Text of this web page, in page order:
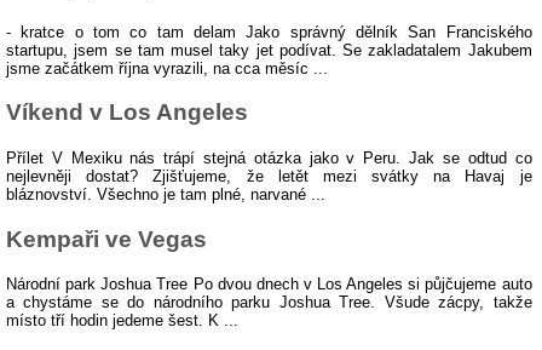
- kratce o tom co tam delam Jako správný dělník San Franciského
startupu, jsem se tam musel taky jet podívat. Se zakladatalem Jakubem
jsme začátkem října vyrazili, na cca měsíc ...
Víkend v Los Angeles
Přílet V Mexiku nás trápí stejná otázka jako v Peru. Jak se odtud co
nejlevněji dostat? Zjišťujeme, že letět mezi svátky na Havaj je
bláznovství. Všechno je tam plné, narvané ...
Kempaři ve Vegas
Národní park Joshua Tree Po dvou dnech v Los Angeles si půjčujeme auto
a chystáme se do národního parku Joshua Tree. Všude zácpy, takže
místo tří hodin jedeme šest. K ...